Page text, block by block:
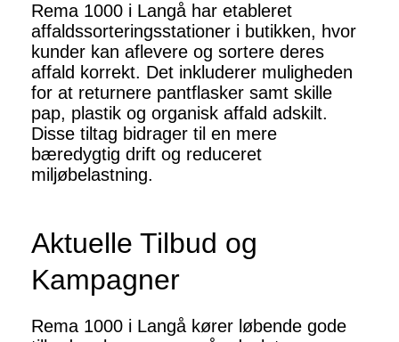
Rema 1000 i Langå har etableret
affaldssorteringsstationer i butikken, hvor
kunder kan aflevere og sortere deres
affald korrekt. Det inkluderer muligheden
for at returnere pantflasker samt skille
pap, plastik og organisk affald adskilt.
Disse tiltag bidrager til en mere
bæredygtig drift og reduceret
miljøbelastning.
Aktuelle Tilbud og
Kampagner
Rema 1000 i Langå kører løbende gode